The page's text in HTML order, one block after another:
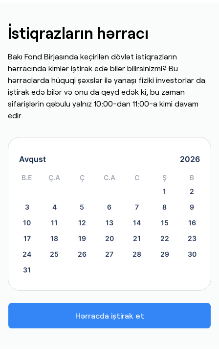
İstiqrazların hərracı
Bakı Fond Birjasında keçirilən dövlət istiqrazların
hərracında kimlər iştirak edə bilər bilirsinizmi? Bu
hərraclarda hüquqi şəxslər ilə yanaşı fiziki investorlar da
iştirak edə bilər və onu da qeyd edək ki, bu zaman
sifarişlərin qəbulu yalnız 10:00-dan 11:00-a kimi davam
edir.
Avqust 2026
B.E Ç.A Ç C.A C Ş
B
1
2
3
4 5 6 7 8
9
10
11 12 13 14 15
16
17
18 19 20 21 22
23
24
25 26 27 28 29
30
31
Hərracda iştirak et